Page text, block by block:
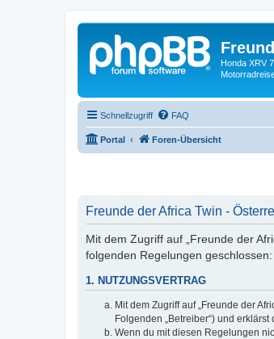
Honda XRV
Schnellzugriff FAQ
Portal Foren-Übersicht
Freunde der Africa Twin -
Mit dem Zugriff auf „Freunde der
folgenden Regelungen geschlossen:
1. NUTZUNGSVERTRAG
Mit dem Zugriff auf „Freunde der
Folgenden „Betreiber“) und
Wenn du mit diesen Regelungen